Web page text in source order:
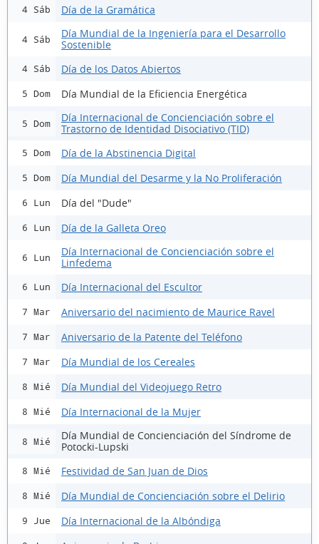
4 Sáb Día de la Gramática
4 Sáb
Día Mundial de la Ingeniería para el Desarrollo
Sostenible
4 Sáb Día de los Datos Abiertos
5 Dom Día Mundial de la Eficiencia Energética
5 Dom
Día Internacional de Concienciación sobre el
Trastorno de Identidad Disociativo (TID)
5 Dom Día de la Abstinencia Digital
5 Dom Día Mundial del Desarme y la No Proliferación
6 Lun Día del "Dude"
6 Lun Día de la Galleta Oreo
6 Lun
Día Internacional de Concienciación sobre el
Linfedema
6 Lun Día Internacional del Escultor
7 Mar Aniversario del nacimiento de Maurice Ravel
7 Mar Aniversario de la Patente del Teléfono
7 Mar Día Mundial de los Cereales
8 Mié Día Mundial del Videojuego Retro
8 Mié Día Internacional de la Mujer
8 Mié
Día Mundial de Concienciación del Síndrome de
Potocki-Lupski
8 Mié Festividad de San Juan de Dios
8 Mié Día Mundial de Concienciación sobre el Delirio
9 Jue Día Internacional de la Albóndiga